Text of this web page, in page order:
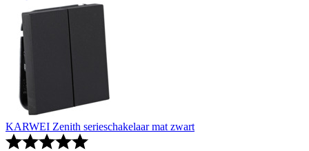
KARWEI Zenith serieschakelaar mat zwart